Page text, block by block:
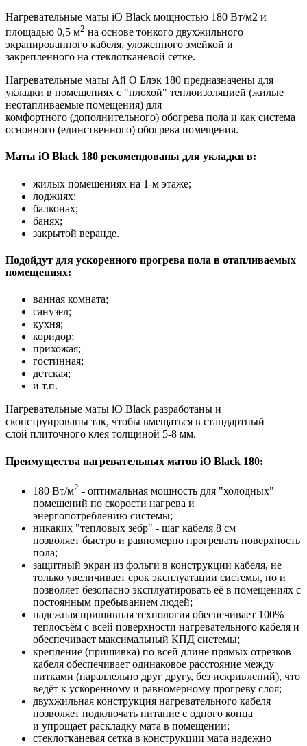
Нагревательные маты iO Black мощностью 180 Вт/м2 и
площадью 0,5 м2 на основе тонкого двухжильного
экранированного кабеля, уложенного змейкой и
закрепленного на стеклотканевой сетке.
Нагревательные маты Ай О Блэк 180 предназначены для
укладки в помещениях с "плохой" теплоизоляцией (жилые
неотапливаемые помещения) для
комфортного (дополнительного) обогрева пола и как система
основного (единственного) обогрева помещения.
Маты iO Black 180 рекомендованы для укладки в:
жилых помещениях на 1-м этаже;
лоджиях;
балконах;
банях;
закрытой веранде.
Подойдут для ускоренного прогрева пола в отапливаемых
помещениях:
ванная комната;
санузел;
кухня;
коридор;
прихожая;
гостинная;
детская;
и т.п.
Нагревательные маты iO Black разработаны и
сконструированы так, чтобы вмещаться в стандартный
слой плиточного клея толщиной 5-8 мм.
Преимущества нагревательных матов iO Black 180:
180 Вт/м2 - оптимальная мощность для "холодных"
помещений по скорости нагрева и
энергопотреблению системы;
никаких "тепловых зебр" - шаг кабеля 8 см
позволяет быстро и равномерно прогревать поверхность
пола;
защитный экран из фольги в конструкции кабеля, не
только увеличивает срок эксплуатации системы, но и
позволяет безопасно эксплуатировать её в помещениях с
постоянным пребыванием людей;
надежная пришивная технология обеспечивает 100%
теплосъём с всей поверхности нагревательного кабеля и
обеспечивает максимальный КПД системы;
крепление (пришивка) по всей длине прямых отрезков
кабеля обеспечивает одинаковое расстояние между
нитками (параллельно друг другу, без искривлений), что
ведёт к ускоренному и равномерному прогреву слоя;
двухжильная конструкция нагревательного кабеля
позволяет подключать питание с одного конца
и упрощает раскладку мата в помещении;
стеклотканевая сетка в конструкции мата надежно